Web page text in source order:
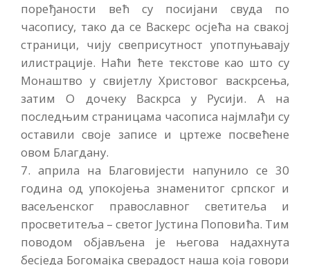
поређаности већ су посијани свуда по
часопису, тако да се Васкерс осјећа на свакој
страници, чију свеприсутност употпуњавају
илистрације. Наћи ћете текстове као што су
Монаштво у свијетлу Христовог васкрсења,
затим О дочеку Васкрса у Русији. А на
последњим страницама часописа најмлађи су
оставили своје записе и цртеже посвећене
овом Благдану.
7. априла на Благовијести напунило се 30
година од упокојења знаменитог српског и
васељенског православног светитеља и
просветитеља – светог Јустина Поповића. Тим
поводом објављена је његова надахнута
бесједа Богомајка сверадост наша која говори